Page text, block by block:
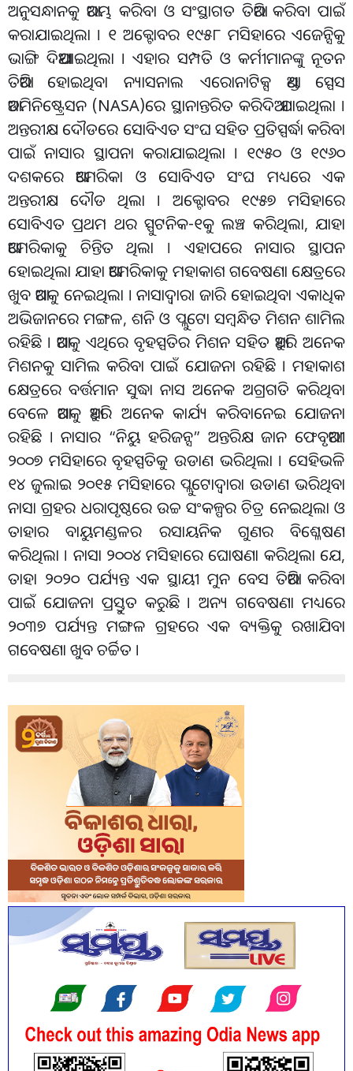
ଅନୁସନ୍ଧାନକୁ ଆରମ୍ଭ କରିବା ଓ ସଂସ୍ଥାଗତ ତିଆରି କରିବା ପାଇଁ
କରାଯାଇଥିଲା । ୧ ଅକ୍ଟୋବର ୧୯୫୮ ମସିହାରେ ଏଜେନ୍ସିକୁ
ଭାଙ୍ଗି ଦିଆଯାଇଥିଲା । ଏହାର ସମ୍ପତି ଓ କର୍ମୀମାନଙ୍କୁ ନୂତନ
ତିଆରି ହୋଇଥିବା ନ୍ୟାସନାଲ ଏରୋନାଟିକ୍ସ ଆଣ୍ଡ ସ୍ପେସ
ଆଡମିନିଷ୍ଟ୍ରେସନ (NASA)ରେ ସ୍ଥାନାନ୍ତରିତ କରିଦିଆ ଯାଇଥିଲା ।
ଅନ୍ତରୀକ୍ଷ ଦୌଡରେ ସୋବିଏତ ସଂଘ ସହିତ ପ୍ରତିସ୍ପର୍ଦ୍ଧା କରିବା
ପାଇଁ ନାସାର ସ୍ଥାପନା କରାଯାଇଥିଲା । ୧୯୫୦ ଓ ୧୯୬୦
ଦଶକରେ ଆମେରିକା ଓ ସୋବିଏତ ସଂଘ ମଧ୍ୟରେ ଏକ
ଅନ୍ତରୀକ୍ଷ ଦୌଡ ଥିଲା । ଅକ୍ଟୋବର ୧୯୫୭ ମସିହାରେ
ସୋବିଏତ ପ୍ରଥମ ଥର ସ୍ପୁଟନିକ-୧କୁ ଲଞ୍ଚ କରିଥିଲା, ଯାହା
ଆମେରିକାକୁ ଚିନ୍ତିତ ଥିଲା । ଏହାପରେ ନାସାର ସ୍ଥାପନ
ହୋଇଥିଲା ଯାହା ଆମେରିକାକୁ ମହାକାଶ ଗବେଷଣା କ୍ଷେତ୍ରରେ
ଖୁବ ଆଗକୁ ନେଇଥିଲା । ନାସାଦ୍ୱାରା ଜାରି ହୋଇଥିବା ଏକାଧିକ
ଅଭିଜାନରେ ମଙ୍ଗଳ, ଶନି ଓ ପ୍ଲୁଟୋ ସମ୍ବନ୍ଧିତ ମିଶନ ଶାମିଲ
ରହିଛି । ଆଗକୁ ଏଥିରେ ବୃହସ୍ପତିର ମିଶନ ସହିତ ଆହୁରି ଅନେକ
ମିଶନକୁ ସାମିଲ କରିବା ପାଇଁ ଯୋଜନା ରହିଛି । ମହାକାଶ
କ୍ଷେତ୍ରରେ ବର୍ତ୍ତମାନ ସୁଦ୍ଧା ନାସ ଅନେକ ଅଗ୍ରଗତି କରିଥିବା
ବେଳେ ଆଗକୁ ଆହୁରି ଅନେକ କାର୍ଯ୍ୟ କରିବାନେଇ ଯୋଜନା
ରହିଛି । ନାସାର “ନିୟୁ ହରିଜନ୍ସ” ଅନ୍ତରିକ୍ଷ ଜାନ ଫେବୃଆରୀ
୨୦୦୭ ମସିହାରେ ବୃହସ୍ପତିକୁ ଉଡାଣ ଭରିଥିଲା । ସେହିଭଳି
୧୪ ଜୁଲାଇ ୨୦୧୫ ମସିହାରେ ପ୍ଲୁଟୋଦ୍ୱାରା ଉଡାଣ ଭରିଥିବା
ନାସା ଗ୍ରହର ଧରାପୃଷ୍ଠରେ ଉଚ୍ଚ ସଂକଳ୍ପର ଚିତ୍ର ନେଇଥିଲା ଓ
ତାହାର ବାୟୁମଣ୍ଡଳର ରସାୟନିକ ଗୁଣର ବିଶ୍ଳେଷଣ
କରିଥିଲା । ନାସା ୨୦୦୪ ମସିହାରେ ଘୋଷଣା କରିଥିଲା ଯେ,
ତାହା ୨୦୨୦ ପର୍ଯ୍ୟନ୍ତ ଏକ ସ୍ଥାୟୀ ମୁନ ବେସ ତିଆରି କରିବା
ପାଇଁ ଯୋଜନା ପ୍ରସ୍ତୁତ କରୁଛି । ଅନ୍ୟ ଗବେଷଣା ମଧ୍ୟରେ
୨୦୩୭ ପର୍ଯ୍ୟନ୍ତ ମଙ୍ଗଳ ଗ୍ରହରେ ଏକ ବ୍ୟକ୍ତିକୁ ରଖାଯିବା
ଗବେଷଣା ଖୁବ ଚର୍ଚ୍ଚିତ ।